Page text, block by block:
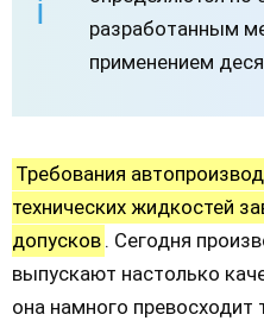
разработанным
применением
Требования
технических жидкостей
допусков . Сегодня
выпускают настолько
она намного превосходит